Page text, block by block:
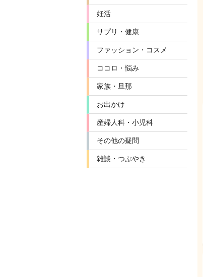
妊活
サプリ・健康
ファッション・コスメ
ココロ・悩み
家族・旦那
お出かけ
産婦人科・小児科
その他の疑問
雑談・つぶやき